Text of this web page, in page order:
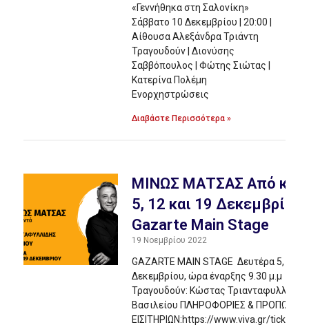
«Γεννήθηκα στη Σαλονίκη»
Σάββατο 10 Δεκεμβρίου | 20:00 |
Αίθουσα Αλεξάνδρα Τριάντη
Τραγουδούν | Διονύσης
Σαββόπουλος | Φώτης Σιώτας |
Κατερίνα Πολέμη
Ενορχηστρώσεις
Διαβάστε Περισσότερα »
ΜΙΝΩΣ ΜΑΤΣΑΣ Από
5, 12 και 19 Δεκεμβρίου
Gazarte Main Stage
19 Νοεμβρίου 2022
GAZARTE MAIN STAGE Δευτέρα 5, 12
Δεκεμβρίου, ώρα έναρξης 9.30 μ.μ
Τραγουδούν: Κώστας
Βασιλείου ΠΛΗΡΟΦΟΡΙΕΣ &
ΕΙΣΙΤΗΡΙΩΝ:https://www.viva.gr/